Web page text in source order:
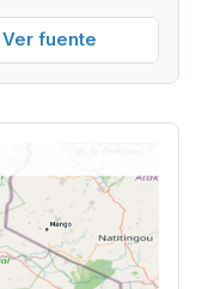
Ver fuente